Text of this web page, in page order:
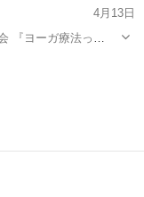
4月13日
『ヨーガ療法っ